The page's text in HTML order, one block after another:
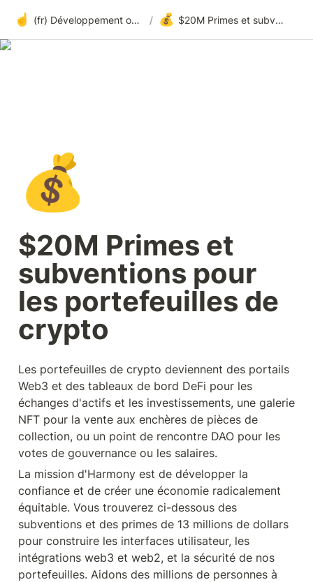
☝️ (fr) Développement ouvert à tous sur Harmony / 💰 $20M Primes et subventions pour les portefeuilles de crypto
💰
$20M Primes et
subventions pour
les portefeuilles de
crypto
Les portefeuilles de crypto deviennent des portails
Web3 et des tableaux de bord DeFi pour les
échanges d'actifs et les investissements, une galerie
NFT pour la vente aux enchères de pièces de
collection, ou un point de rencontre DAO pour les
votes de gouvernance ou les salaires.
La mission d'Harmony est de développer la
confiance et de créer une économie radicalement
équitable. Vous trouverez ci-dessous des
subventions et des primes de 13 millions de dollars
pour construire les interfaces utilisateur, les
intégrations web3 et web2, et la sécurité de nos
portefeuilles. Aidons des millions de personnes à